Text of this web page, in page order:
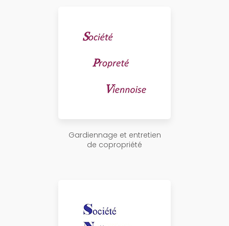
Gardiennage et entretien
de copropriété